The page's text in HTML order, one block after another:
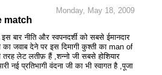
Monday, May 18, 2009
match
बार नीति और स्वपनदर्शी को सबसे ईमानदार
जवाब देने पर इस दिमागी कुश्ती का man of
लेट लतीफ़ हैं ,शन्नो जी सबसे होशियार
नई प्रतिभागी वंदना जी का भी स्वागत है ,पूजा